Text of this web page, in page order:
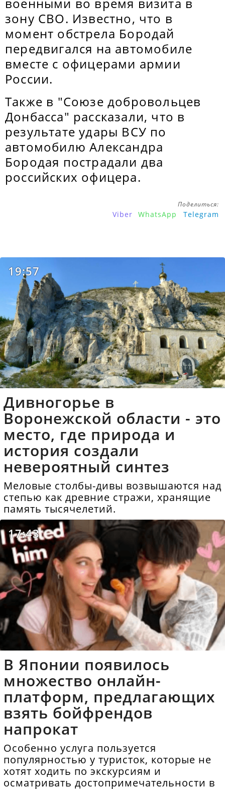
зону СВО. Известно, что в
момент обстрела Бородай
передвигался на автомобиле
вместе с офицерами армии
России.
Также в "Союзе добровольцев
Донбасса" рассказали, что в
результате удары ВСУ по
автомобилю Александра
Бородая пострадали два
российских офицера.
Поделиться:
Viber WhatsApp Telegram
19:57
Дивногорье в
Воронежской области - это
место, где природа и
история создали
невероятный синтез
Меловые столбы-дивы возвышаются над
степью как древние стражи, хранящие
память тысячелетий.
17:43
В Японии появилось
множество онлайн-
платформ, предлагающих
взять бойфрендов
напрокат
Особенно услуга пользуется
популярностью у туристок, которые не
хотят ходить по экскурсиям и
осматривать достопримечательности в